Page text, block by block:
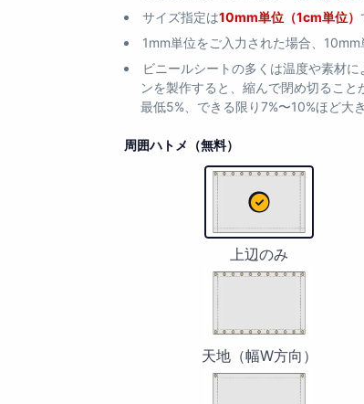
サイズ指定は10mm単位（1cm単位）
1mm単位をご入力された場合、
ビニールシートの多くは温度や素材
ンを製作すると、縮んで閉め切ること
最低5%、できる限り7%〜10%ほど大
周囲ハトメ（無料）
上辺のみ
上
辺
み
天地（幅W方向）
天
W
方
角